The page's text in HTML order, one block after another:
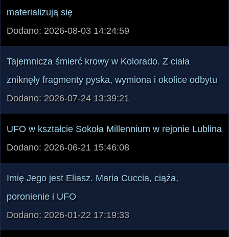
materializują się
Dodano: 2026-08-03 14:24:59
Tajemnicza śmierć krowy w Kolorado. Z ciała
zniknęły fragmenty pyska, wymiona i okolice odbytu
Dodano: 2026-07-24 13:39:21
UFO w kształcie Sokoła Millennium w rejonie Lublina
Dodano: 2026-06-21 15:46:08
Imię Jego jest Eliasz. Maria Cuccia, ciąża,
poronienie i UFO
Dodano: 2026-01-22 17:19:33